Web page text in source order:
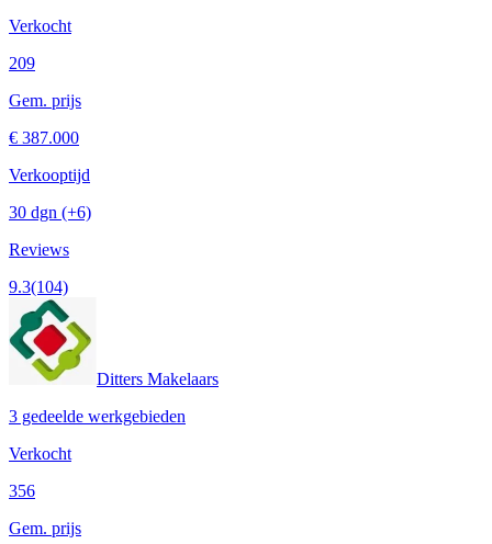
Verkocht
209
Gem. prijs
€ 387.000
Verkooptijd
30 dgn (+6)
Reviews
9.3(104)
Ditters Makelaars
3 gedeelde werkgebieden
Verkocht
356
Gem. prijs